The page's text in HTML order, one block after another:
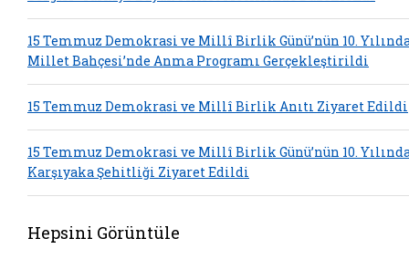
15 Temmuz Demokrasi ve Millî Birlik Günü’nün 10.
Millet Bahçesi’nde Anma Programı Gerçekleştirildi
15 Temmuz Demokrasi ve Millî Birlik Anıtı Ziyaret Edildi
15 Temmuz Demokrasi ve Millî Birlik Günü’nün 10.
Karşıyaka Şehitliği Ziyaret Edildi
Hepsini Görüntüle